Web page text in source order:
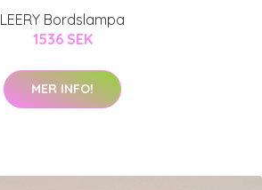
LEERY Bordslampa
1536 SEK
MER INFO!